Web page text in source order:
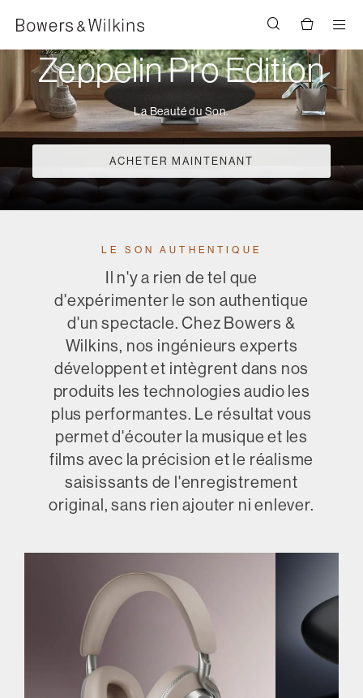
Zeppelin Pro Edition
La Beauté du Son.
ACHETER MAINTENANT
LE SON AUTHENTIQUE
Il n'y a rien de tel que
d'expérimenter le son authentique
d'un spectacle. Chez Bowers &
Wilkins, nos ingénieurs experts
développent et intègrent dans nos
produits les technologies audio les
plus performantes. Le résultat vous
permet d'écouter la musique et les
films avec la précision et le réalisme
saisissants de l'enregistrement
original, sans rien ajouter ni enlever.